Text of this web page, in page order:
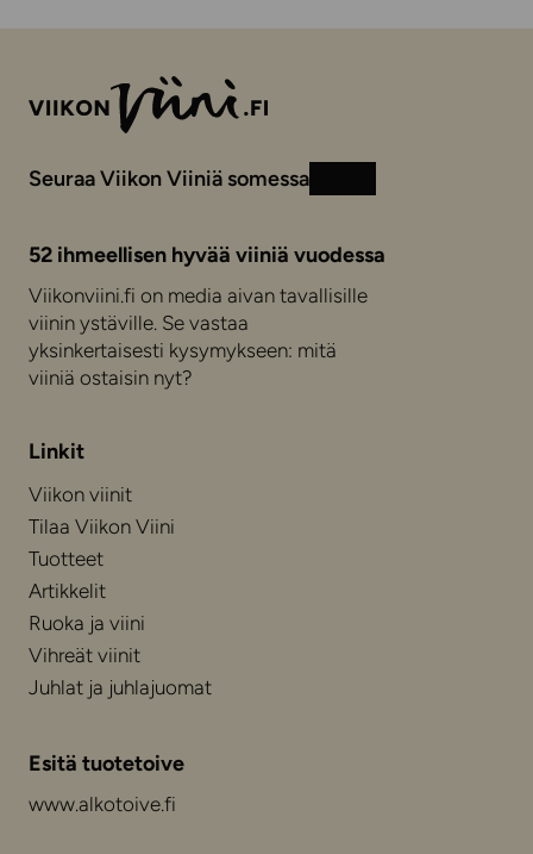
Seuraa Viikon Viiniä somessa Instagram
Facebook
52 ihmeellisen hyvää viiniä vuodessa
Viikonviini.fi on media aivan tavallisille
viinin ystäville. Se vastaa
yksinkertaisesti kysymykseen: mitä
viiniä ostaisin nyt?
Linkit
Viikon viinit
Tilaa Viikon Viini
Tuotteet
Artikkelit
Ruoka ja viini
Vihreät viinit
Juhlat ja juhlajuomat
Esitä tuotetoive
www.alkotoive.fi